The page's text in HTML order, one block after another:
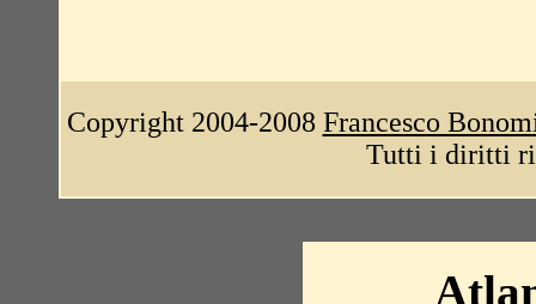
Copyright 2004-2008 Francesco
Tutti i diritti